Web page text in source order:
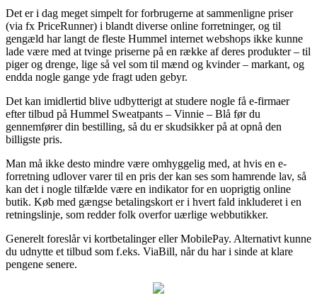
Det er i dag meget simpelt for forbrugerne at sammenligne priser
(via fx PriceRunner) i blandt diverse online forretninger, og til
gengæld har langt de fleste Hummel internet webshops ikke kunne
lade være med at tvinge priserne på en række af deres produkter – til
piger og drenge, lige så vel som til mænd og kvinder – markant, og
endda nogle gange yde fragt uden gebyr.
Det kan imidlertid blive udbytterigt at studere nogle få e-firmaer
efter tilbud på Hummel Sweatpants – Vinnie – Blå før du
gennemfører din bestilling, så du er skudsikker på at opnå den
billigste pris.
Man må ikke desto mindre være omhyggelig med, at hvis en e-
forretning udlover varer til en pris der kan ses som hamrende lav, så
kan det i nogle tilfælde være en indikator for en uoprigtig online
butik. Køb med gængse betalingskort er i hvert fald inkluderet i en
retningslinje, som redder folk overfor uærlige webbutikker.
Generelt foreslår vi kortbetalinger eller MobilePay. Alternativt kunne
du udnytte et tilbud som f.eks. ViaBill, når du har i sinde at klare
pengene senere.